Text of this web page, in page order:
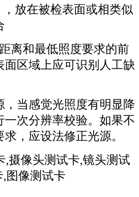
，放在被检表面或相类似
离和最低照度要求的前
面区域上应可识别人工缺
，当感觉光照度有明显降
一次分辨率校验。如果不
，应设法修正光源。